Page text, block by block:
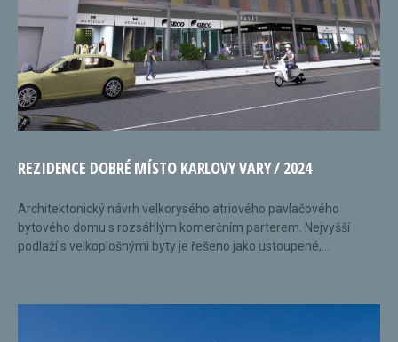
REZIDENCE DOBRÉ MÍSTO KARLOVY VARY / 2024
Architektonický návrh velkorysého atriového pavlačového
bytového domu s rozsáhlým komerčním parterem. Nejvyšší
podlaží s velkoplošnými byty je řešeno jako ustoupené,...